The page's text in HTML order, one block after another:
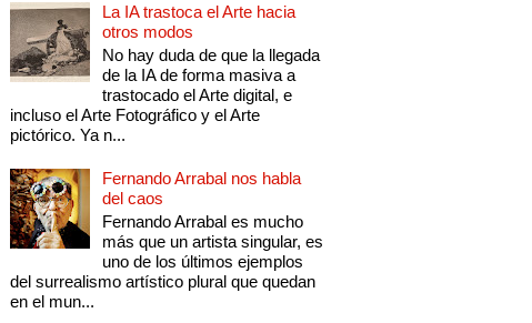
La IA trastoca el Arte hacia
otros modos
No hay duda de que la llegada
de la IA de forma masiva a
trastocado el Arte digital, e
incluso el Arte Fotográfico y el Arte
pictórico. Ya n...
Fernando Arrabal nos habla
del caos
Fernando Arrabal es mucho
más que un artista singular, es
uno de los últimos ejemplos
del surrealismo artístico plural que quedan
en el mun...